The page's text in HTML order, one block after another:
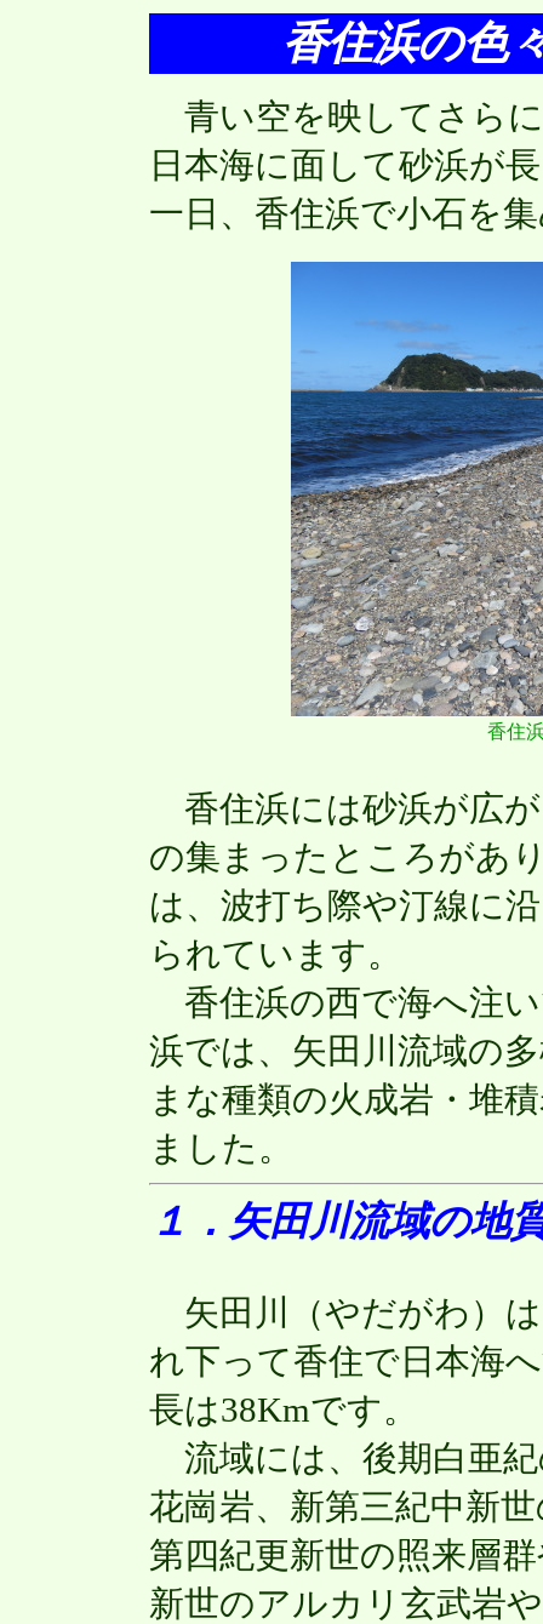
香住浜の色
青い空を映してさら
日本海に面して砂浜が
一日、香住浜で小石を
香住
香住浜には砂浜が広
の集まったところがあ
は、波打ち際や汀線に
られています。
香住浜の西で海へ注
浜では、矢田川流域の
まな種類の火成岩・堆
ました。
１．矢田川流域の地
矢田川（やだがわ）
れ下って香住で日本海
長は38Kmです。
流域には、後期白亜
花崗岩、新第三紀中新
第四紀更新世の照来層
新世のアルカリ玄武岩